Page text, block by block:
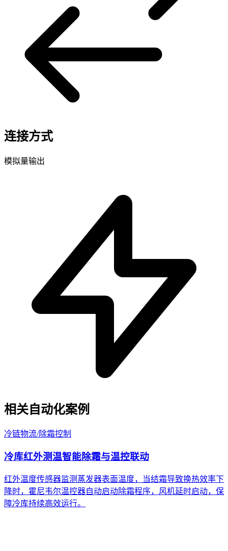
连接方式
模拟量输出
相关自动化案例
冷链物流/除霜控制
冷库红外测温智能除霜与温控联动
红外温度传感器监测蒸发器表面温度，当结霜导致换热效率下
降时，霍尼韦尔温控器自动启动除霜程序，风机延时启动，保
障冷库持续高效运行。